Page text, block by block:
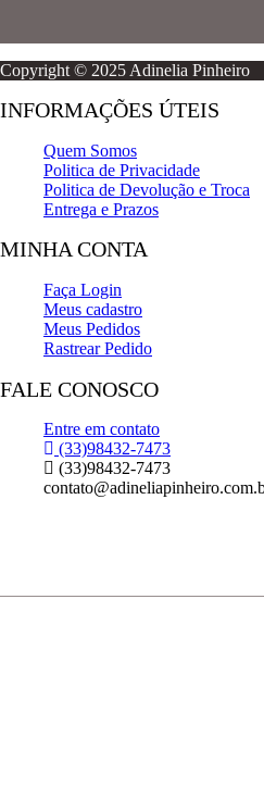
Copyright © 2025 Adinelia
INFORMAÇÕES ÚTEIS
Quem Somos
Politica de Privacidade
Politica de Devolução e Troca
Entrega e Prazos
MINHA CONTA
Faça Login
Meus cadastro
Meus Pedidos
Rastrear Pedido
FALE CONOSCO
Entre em contato
(33)98432-7473
(33)98432-7473